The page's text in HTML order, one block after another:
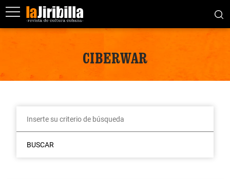
CIBERWAR
BUSCAR